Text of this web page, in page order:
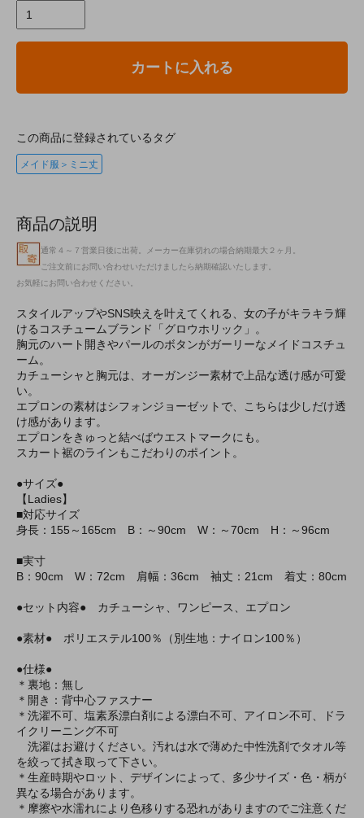
カートに入れる
この商品に登録されているタグ
メイド服＞ミニ丈
商品の説明
通常４～７営業日後に出荷。メーカー在庫切れの場合納期最大２ヶ月。
ご注文前にお問い合わせいただけましたら納期確認いたします。
お気軽にお問い合わせください。
スタイルアップやSNS映えを叶えてくれる、女の子がキラキラ輝
けるコスチュームブランド「グロウホリック」。
胸元のハート開きやパールのボタンがガーリーなメイドコスチュ
ーム。
カチューシャと胸元は、オーガンジー素材で上品な透け感が可愛
い。
エプロンの素材はシフォンジョーゼットで、こちらは少しだけ透
け感があります。
エプロンをきゅっと結べばウエストマークにも。
スカート裾のラインもこだわりのポイント。
●サイズ●
【Ladies】
■対応サイズ
身長：155～165cm B：～90cm W：～70cm H：～96cm
■実寸
B：90cm W：72cm 肩幅：36cm 袖丈：21cm 着丈：80cm
●セット内容● カチューシャ、ワンピース、エプロン
●素材● ポリエステル100％（別生地：ナイロン100％）
●仕様●
＊裏地：無し
＊開き：背中心ファスナー
＊洗濯不可、塩素系漂白剤による漂白不可、アイロン不可、ドラ
イクリーニング不可
洗濯はお避けください。汚れは水で薄めた中性洗剤でタオル等
を絞って拭き取って下さい。
＊生産時期やロット、デザインによって、多少サイズ・色・柄が
異なる場合があります。
＊摩擦や水濡れにより色移りする恐れがありますのでご注意くだ